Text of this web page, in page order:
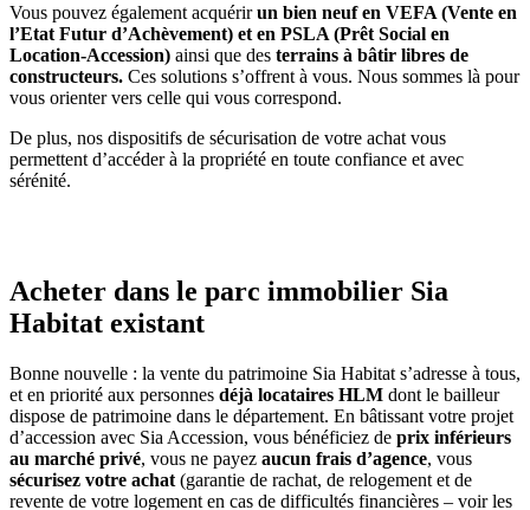
Vous pouvez également acquérirun bien neuf en VEFA (Vente en
l’Etat Futur d’Achèvement) et en PSLA (Prêt Social en
Location-Accession) ainsi que des terrains à bâtir libres de
constructeurs. Ces solutions s’offrent à vous. Nous sommes là pour
vous orienter vers celle qui vous correspond.
De plus, nos dispositifs de sécurisation de votre achat vous
permettent d’accéder à la propriété en toute confiance et avec
sérénité.
Acheter dans le parc immobilier Sia
Habitat existant
Bonne nouvelle : la vente du patrimoine Sia Habitat s’adresse à tous,
et en priorité aux personnes déjà locataires HLM dont le bailleur
dispose de patrimoine dans le département. En bâtissant votre projet
d’accession avec Sia Accession, vous bénéficiez de prix inférieurs
au marché privé, vous ne payez aucun frais d’agence, vous
sécurisez votre achat (garantie de rachat, de relogement et de
revente de votre logement en cas de difficultés financières – voir les